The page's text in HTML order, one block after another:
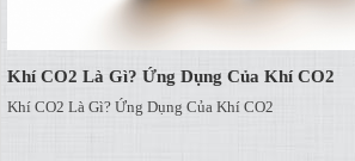
Khí CO2 Là Gì? Ứng Dụng Của Khí CO2
Khí CO2 Là Gì? Ứng Dụng Của Khí CO2